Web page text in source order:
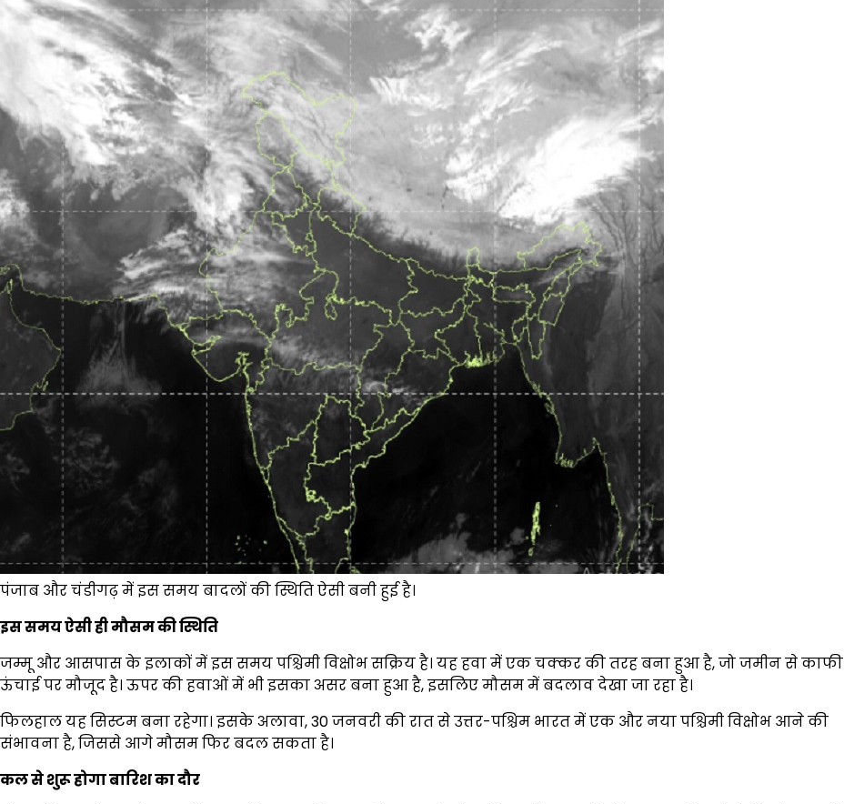
पंजाब और चंडीगढ़ में इस समय बादलों की स्थिति ऐसी बनी हुई है।
इस समय ऐसी ही मौसम की स्थिति
जम्मू और आसपास के इलाकों में इस समय पश्चिमी विक्षोभ सक्रिय है। यह हवा में एक चक्कर की तरह बना हुआ है, जो जमीन से काफी
ऊंचाई पर मौजूद है। ऊपर की हवाओं में भी इसका असर बना हुआ है, इसलिए मौसम में बदलाव देखा जा रहा है।
फिलहाल यह सिस्टम बना रहेगा। इसके अलावा, 30 जनवरी की रात से उत्तर-पश्चिम भारत में एक और नया पश्चिमी विक्षोभ आने की
संभावना है, जिससे आगे मौसम फिर बदल सकता है।
कल से शुरू होगा बारिश का दौर